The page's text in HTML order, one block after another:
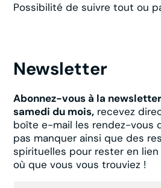
Possibilité de suivre tout ou
Newsletter
Abonnez-vous à la
samedi du mois, recevez
boîte e-mail les rendez-vous
pas manquer ainsi que des
spirituelles pour rester en
où que vous vous trouviez !